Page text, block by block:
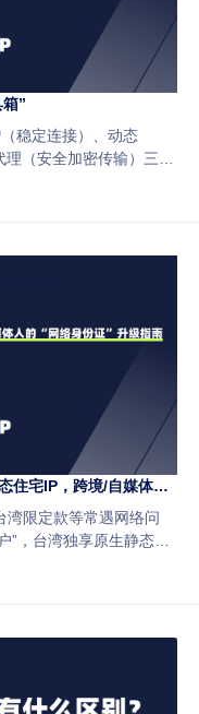
”
稳定连接）、动态
（安全加密传输）三大
露、连接不稳定等问
住宅IP，跨境/自媒体人
湾限定款等常遇网络问
”，台湾独享原生静态住
50元包月台湾独享静态